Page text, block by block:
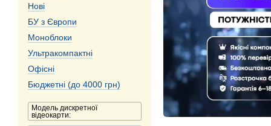
Нові
БУ з Європи
Моноблоки
Ультракомпактні
Офісні
Бюджетні (до 4000 грн)
Модель дискретної
відеокарти: